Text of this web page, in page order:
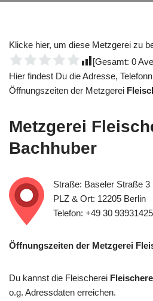
Klicke hier, um diese Metzgerei zu
[Gesamt: 0
Hier findest Du die Adresse,
Öffnungszeiten der Metzgerei
Metzgerei
Bachhuber
Straße: Baseler Straße 3
PLZ & Ort: 12205 Berlin
Telefon: +49 30 93931425
Öffnungszeiten der Metzgerei
Du kannst die Fleischerei
o.g. Adressdaten erreichen.